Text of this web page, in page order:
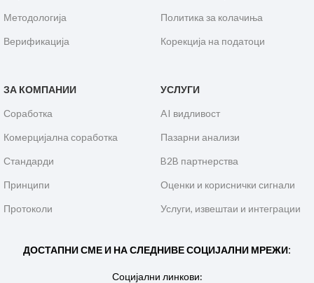
Методологија
Верификација
Политика за колачиња
Корекција на податоци
ЗА КОМПАНИИ
Соработка
Комерцијална соработка
Стандарди
Принципи
Протоколи
УСЛУГИ
AI видливост
Пазарни анализи
B2B партнерства
Оценки и кориснички сигнали
Услуги, извештаи и интеграции
ДОСТАПНИ СМЕ И НА СЛЕДНИВЕ СОЦИЈАЛНИ МРЕЖИ:
Социјални линкови: